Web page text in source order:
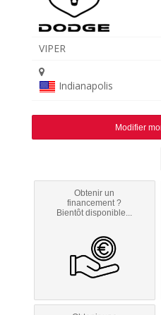
VIPER
Indianapolis
Modifier
Obtenir un
financement ?
Bientôt disponible...